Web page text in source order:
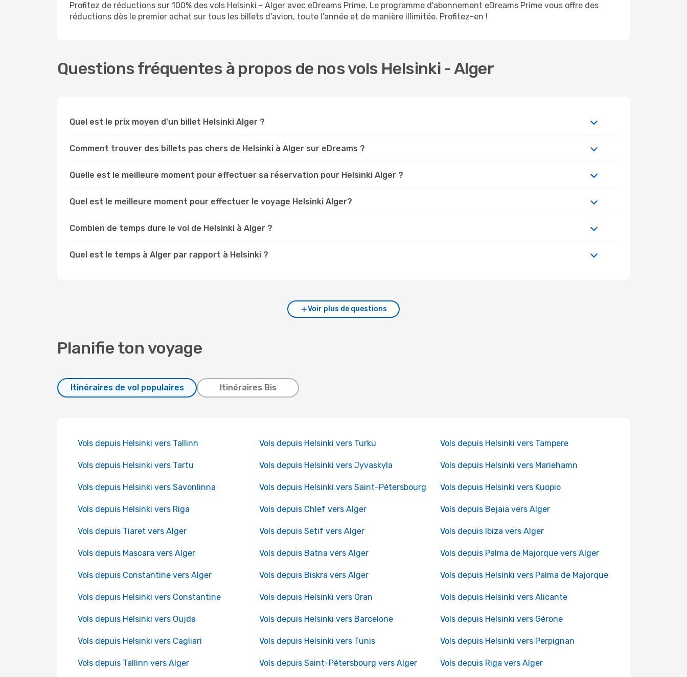
Profitez de réductions sur 100% des vols Helsinki - Alger avec eDreams Prime. Le programme d'abonnement eDreams Prime vous offre des
réductions dès le premier achat sur tous les billets d'avion, toute l’année et de manière illimitée. Profitez-en !
Questions fréquentes à propos de nos vols Helsinki - Alger
Quel est le prix moyen d'un billet Helsinki Alger ?
Comment trouver des billets pas chers de Helsinki à Alger sur eDreams ?
Quelle est le meilleure moment pour effectuer sa réservation pour Helsinki Alger ?
Quel est le meilleure moment pour effectuer le voyage Helsinki Alger?
Combien de temps dure le vol de Helsinki à Alger ?
Quel est le temps à Alger par rapport à Helsinki ?
Voir plus de questions
Planifie ton voyage
Itinéraires de vol populaires Itinéraires Bis
Vols depuis Helsinki vers Tallinn Vols depuis Helsinki vers Turku Vols depuis Helsinki vers Tampere
Vols depuis Helsinki vers Tartu Vols depuis Helsinki vers Jyvaskyla Vols depuis Helsinki vers Mariehamn
Vols depuis Helsinki vers Savonlinna Vols depuis Helsinki vers Saint-Pétersbourg Vols depuis Helsinki vers Kuopio
Vols depuis Helsinki vers Riga Vols depuis Chlef vers Alger Vols depuis Bejaia vers Alger
Vols depuis Tiaret vers Alger Vols depuis Setif vers Alger Vols depuis Ibiza vers Alger
Vols depuis Mascara vers Alger Vols depuis Batna vers Alger Vols depuis Palma de Majorque vers Alger
Vols depuis Constantine vers Alger Vols depuis Biskra vers Alger Vols depuis Helsinki vers Palma de Majorque
Vols depuis Helsinki vers Constantine Vols depuis Helsinki vers Oran Vols depuis Helsinki vers Alicante
Vols depuis Helsinki vers Oujda Vols depuis Helsinki vers Barcelone Vols depuis Helsinki vers Gérone
Vols depuis Helsinki vers Cagliari Vols depuis Helsinki vers Tunis Vols depuis Helsinki vers Perpignan
Vols depuis Tallinn vers Alger Vols depuis Saint-Pétersbourg vers Alger Vols depuis Riga vers Alger